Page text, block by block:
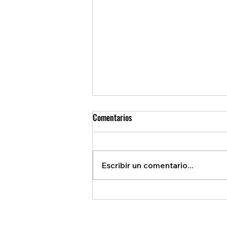
REVELAN ACUERDO SECRETO QUE
Comentarios
Escribir un comentario...